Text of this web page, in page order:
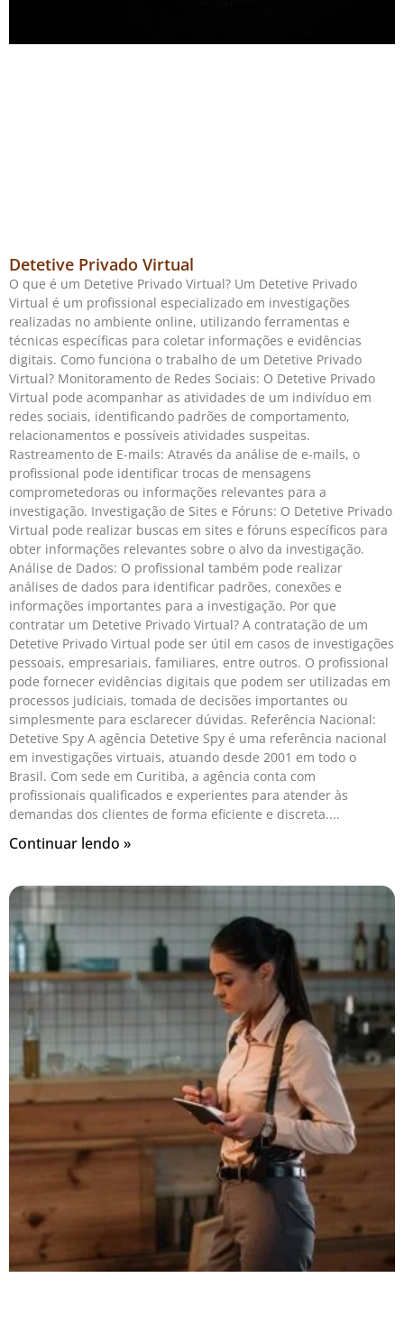
Detetive Privado Virtual
O que é um Detetive Privado Virtual? Um Detetive Privado
Virtual é um profissional especializado em investigações
realizadas no ambiente online, utilizando ferramentas e
técnicas específicas para coletar informações e evidências
digitais. Como funciona o trabalho de um Detetive Privado
Virtual? Monitoramento de Redes Sociais: O Detetive Privado
Virtual pode acompanhar as atividades de um indivíduo em
redes sociais, identificando padrões de comportamento,
relacionamentos e possíveis atividades suspeitas.
Rastreamento de E-mails: Através da análise de e-mails, o
profissional pode identificar trocas de mensagens
comprometedoras ou informações relevantes para a
investigação. Investigação de Sites e Fóruns: O Detetive Privado
Virtual pode realizar buscas em sites e fóruns específicos para
obter informações relevantes sobre o alvo da investigação.
Análise de Dados: O profissional também pode realizar
análises de dados para identificar padrões, conexões e
informações importantes para a investigação. Por que
contratar um Detetive Privado Virtual? A contratação de um
Detetive Privado Virtual pode ser útil em casos de investigações
pessoais, empresariais, familiares, entre outros. O profissional
pode fornecer evidências digitais que podem ser utilizadas em
processos judiciais, tomada de decisões importantes ou
simplesmente para esclarecer dúvidas. Referência Nacional:
Detetive Spy A agência Detetive Spy é uma referência nacional
em investigações virtuais, atuando desde 2001 em todo o
Brasil. Com sede em Curitiba, a agência conta com
profissionais qualificados e experientes para atender às
demandas dos clientes de forma eficiente e discreta.
Continuar lendo »